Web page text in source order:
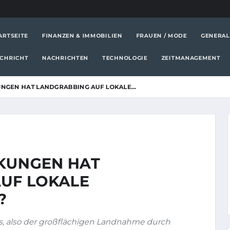
FINANZEN & IMMOBILIEN FRAUEN / MODE GENERAL
NACHRICHTEN TECHNOLOGIE ZEITMANAGEMENT
HAT LANDGRABBING AUF LOKALE…
HAT
LOKALE
also der großflächigen Landnahme durch